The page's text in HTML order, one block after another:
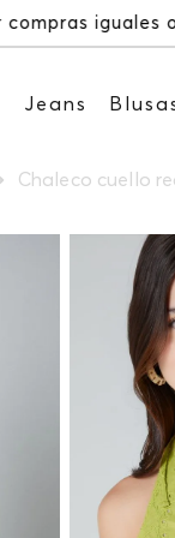
Jeans
Chaleco cuello